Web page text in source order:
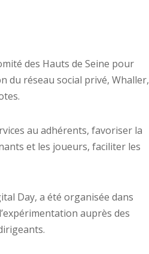
des Hauts de Seine pour
du réseau social privé, Whaller,
au adhérents, favoriser la
et les joueurs, faciliter les
Day, a été organisée dans
auprès des